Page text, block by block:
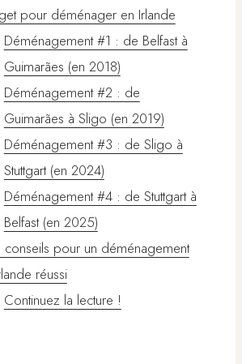
pour déménager en Irlande
Déménagement #1 : de Belfast à
Guimarães (en 2018)
Déménagement #2 : de
Guimarães à Sligo (en 2019)
Déménagement #3 : de Sligo à
Stuttgart (en 2024)
Déménagement #4 : de Stuttgart à
Belfast (en 2025)
conseils pour un déménagement
réussi
Continuez la lecture !